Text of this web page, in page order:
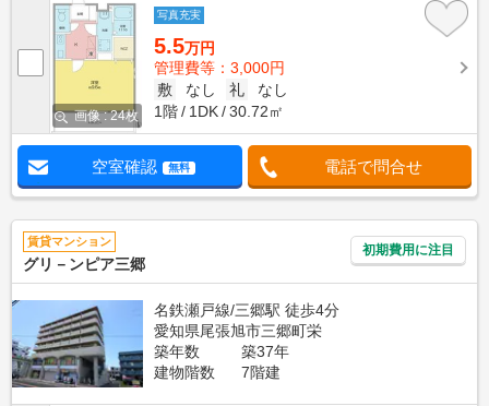
画像 : 24枚
写真充実
5.5万円
管理費等：3,000円
敷
なし 礼
なし
1階
1DK 30.72㎡
空室確認 無料 電話で問合せ
賃貸マンション
グリ－ンピア三郷
初期費用に注目
名鉄瀬戸線/三郷駅 徒歩4分
愛知県尾張旭市三郷町栄
築年数
築37年
建物階数
7階建